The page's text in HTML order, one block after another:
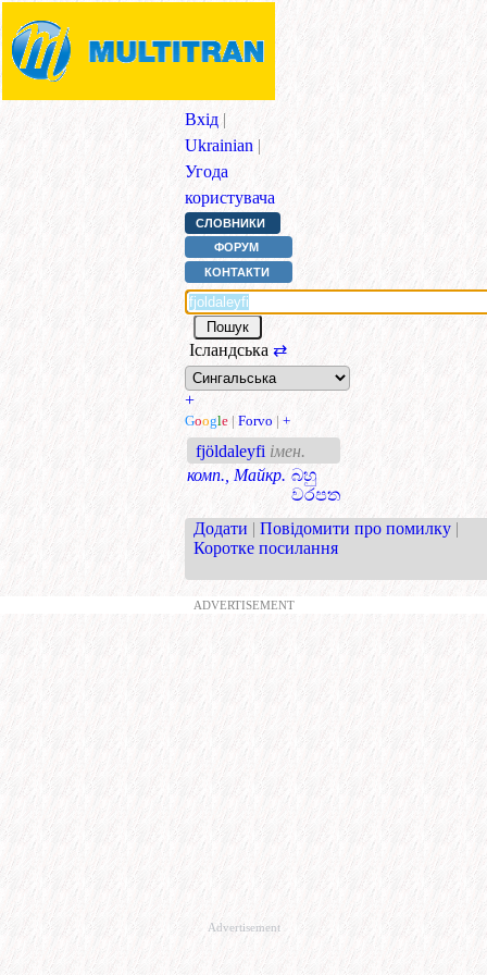
Вхід |
Ukrainian |
Угода
користувача
СЛОВНИКИ
ФОРУМ
КОНТАКТИ
Ісландська ⇄
+
Google | Forvo | +
fjöldaleyfi імен.
комп., Майкр. බහු
වරපත
Додати | Повідомити про помилку |
Коротке посилання
ADVERTISEMENT
Advertisement